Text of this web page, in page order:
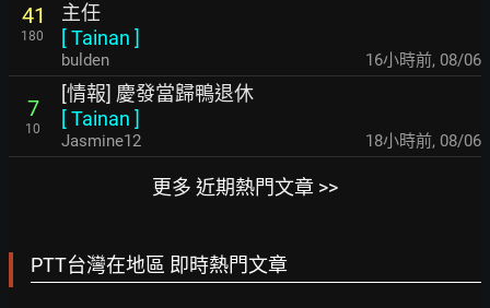
41
180
主任
[Tainan ]
bulden 16小時前, 08/06
7
10
[情報] 慶發當歸鴨退休
[Tainan ]
Jasmine12 18小時前, 08/06
更多 近期熱門文章 >>
PTT台灣在地區 即時熱門文章